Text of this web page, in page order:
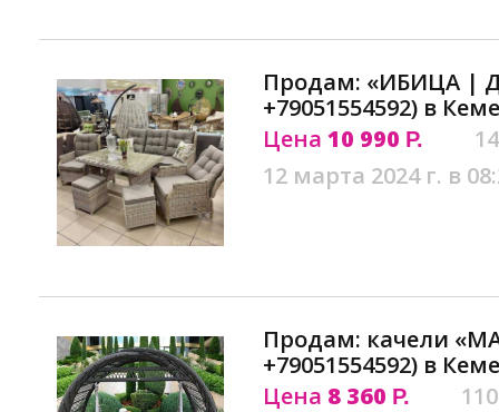
Продам: «ИБИЦА |
+79051554592) в
Цена 10 990 Р.
12 марта 2024 г. в
Продам: качели
+79051554592) в
Цена 8 360 Р.